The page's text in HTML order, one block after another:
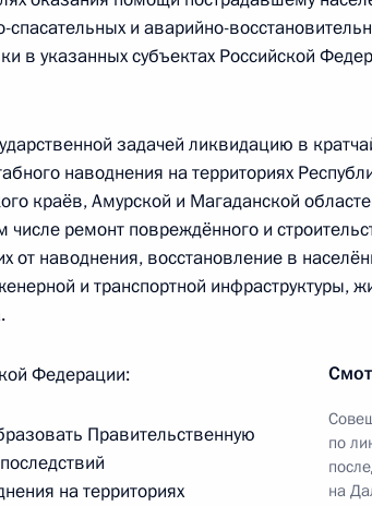
учреждений
5 перечня поручений, данных
приёмной Президента
данных по итогам работы мобильной
и аварийно-
в указанных субъектах Российской
задачей ликвидацию в
наводнения на территориях
краёв, Амурской и Магаданской
числе ремонт повреждённого и
от наводнения, восстановление в
и транспортной инфраструктуры,
по
на
Федерации:
Правительственную
на территориях